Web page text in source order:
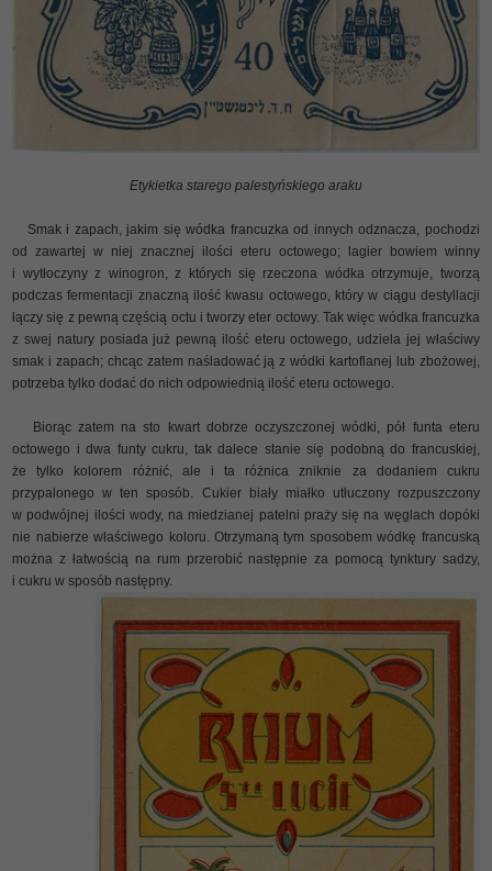
Etykietka starego palestyńskiego araku
Smak i zapach, jakim się wódka francuzka od innych odznacza, pochodzi
od zawartej w niej znacznej ilości eteru octowego; lagier bowiem winny
i wytłoczyny z winogron, z których się rzeczona wódka otrzymuje, tworzą
podczas fermentacji znaczną ilość kwasu octowego, który w ciągu destyllacji
łączy się z pewną częścią octu i tworzy eter octowy. Tak więc wódka francuzka
z swej natury posiada już pewną ilość eteru octowego, udziela jej właściwy
smak i zapach; chcąc zatem naśladować ją z wódki kartoflanej lub zbożowej,
potrzeba tylko dodać do nich odpowiednią ilość eteru octowego.
Biorąc zatem na sto kwart dobrze oczyszczonej wódki, pół funta eteru
octowego i dwa funty cukru, tak dalece stanie się podobną do francuskiej,
że tylko kolorem różnić, ale i ta różnica zniknie za dodaniem cukru
przypalonego w ten sposób. Cukier biały miałko utłuczony rozpuszczony
w podwójnej ilości wody, na miedzianej patelni praży się na węglach dopóki
nie nabierze właściwego koloru. Otrzymaną tym sposobem wódkę francuską
można z łatwością na rum przerobić następnie za pomocą tynktury sadzy,
i cukru w sposób następny.